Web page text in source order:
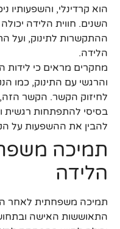
הוא קרדינלי, והשפעותיו
השנים. חווית הלידה
ההתקשרות לתינוק, ועל
הלידה.
מחקרים מראים כי לידות
והרגשי עם התינוק, כמו
לחיזוק הקשר. הקשר
בסיסי להתפתחות רגשית
להבין את ההשפעות על
תמיכה
הלידה
תמיכה משפחתית לאחר
התאוששות האישה